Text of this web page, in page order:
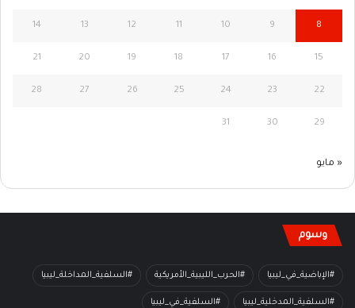
8
9
10
11
12
13
14
15
16
17
18
19
20
21
22
23
24
25
26
27
28
29
30
31
« مايو
وسوم
#الإباضية_في_ليبيا #الحرب_الليبية_الأمريكية #السلفية_المداخلة_ليبيا
#السلفية_المدخلية_ليبيا #السلفية_في_ليبيا